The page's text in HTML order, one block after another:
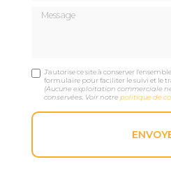
Message
J'autorise ce site à conserver
formulaire pour faciliter le suivi et le
(Aucune exploitation commerciale
conservées. Voir notrepolitique de